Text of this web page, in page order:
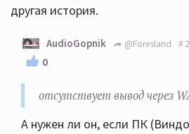
другая история.
AudioGopnik @Foresland
0
отсутствует вывод через
А нужен ли он, если ПК